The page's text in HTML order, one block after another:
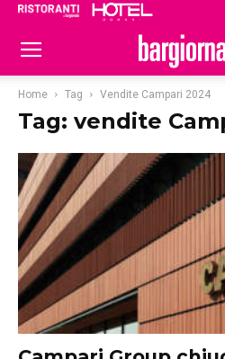
Home Tag Vendite Campari 2024
Tag: vendite